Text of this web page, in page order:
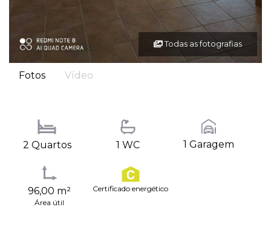
Todas as fotografias
Fotos Vídeo
2 Quartos 1 WC 1 Garagem
96,00 m²
Área útil
Certificado energético